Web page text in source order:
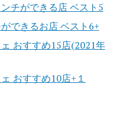
チができる店 ベスト5
できるお店 ベスト6+
おすすめ15店(2021年
おすすめ10店+１